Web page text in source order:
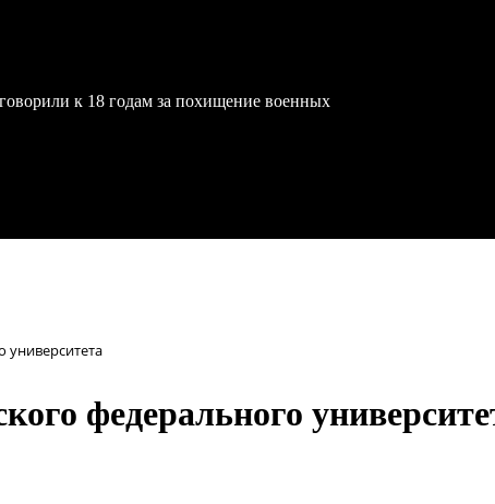
к 18 годам за похищение военных
университета
федерального